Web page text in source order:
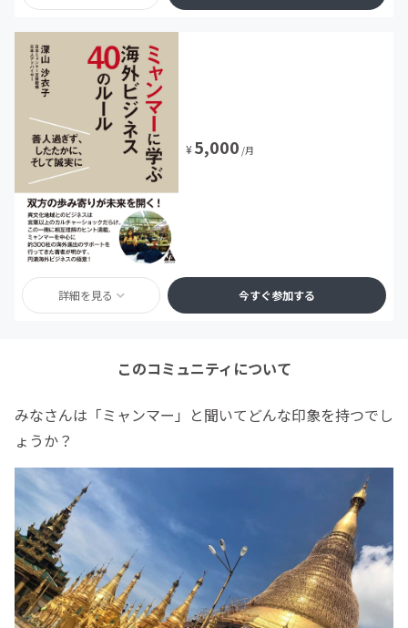
¥5,000 /月
詳細を見る 今すぐ参加する
このコミュニティについて
みなさんは「ミャンマー」と聞いてどんな印象を持つでし
ょうか？